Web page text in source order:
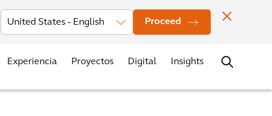
Proceed
Investors Noticias Oficinas Trabaja con nosotros
Experiencia Proyectos Digital Insights